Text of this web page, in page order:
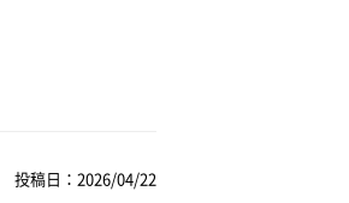
投稿日：2026/04/22